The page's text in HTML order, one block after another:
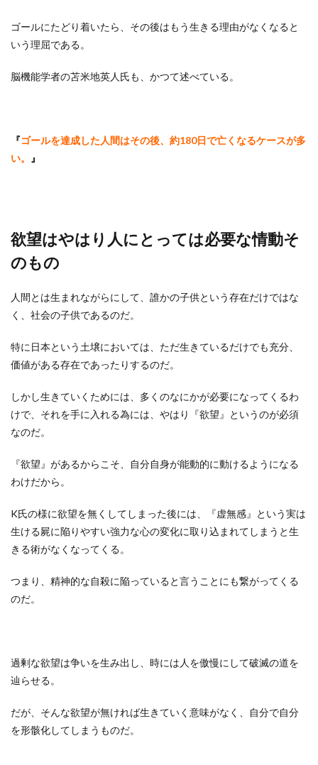
ゴールにたどり着いたら、その後はもう生きる理由がなくなると
いう理屈である。
脳機能学者の苫米地英人氏も、かつて述べている。
『ゴールを達成した人間はその後、約180日で亡くなるケースが多
い。
』
欲望はやはり人にとっては必要な情動そ
のもの
人間とは生まれながらにして、誰かの子供という存在だけではな
く、社会の子供であるのだ。
特に日本という土壌においては、ただ生きているだけでも充分、
価値がある存在であったりするのだ。
しかし生きていくためには、多くのなにかが必要になってくるわ
けで、それを手に入れる為には、やはり『欲望』というのが必須
なのだ。
『欲望』があるからこそ、自分自身が能動的に動けるようになる
わけだから。
K氏の様に欲望を無くしてしまった後には、『虚無感』という実は
生ける屍に陥りやすい強力な心の変化に取り込まれてしまうと生
きる術がなくなってくる。
つまり、精神的な自殺に陥っていると言うことにも繋がってくる
のだ。
過剰な欲望は争いを生み出し、時には人を傲慢にして破滅の道を
辿らせる。
だが、そんな欲望が無ければ生きていく意味がなく、自分で自分
を形骸化してしまうものだ。